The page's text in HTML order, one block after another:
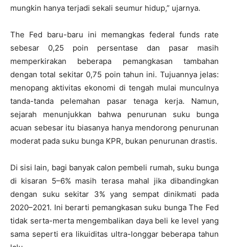
mungkin hanya terjadi sekali seumur hidup,” ujarnya.
The Fed baru-baru ini memangkas federal funds rate
sebesar 0,25 poin persentase dan pasar masih
memperkirakan beberapa pemangkasan tambahan
dengan total sekitar 0,75 poin tahun ini. Tujuannya jelas:
menopang aktivitas ekonomi di tengah mulai munculnya
tanda-tanda pelemahan pasar tenaga kerja. Namun,
sejarah menunjukkan bahwa penurunan suku bunga
acuan sebesar itu biasanya hanya mendorong penurunan
moderat pada suku bunga KPR, bukan penurunan drastis.
Di sisi lain, bagi banyak calon pembeli rumah, suku bunga
di kisaran 5–6% masih terasa mahal jika dibandingkan
dengan suku sekitar 3% yang sempat dinikmati pada
2020–2021. Ini berarti pemangkasan suku bunga The Fed
tidak serta-merta mengembalikan daya beli ke level yang
sama seperti era likuiditas ultra-longgar beberapa tahun